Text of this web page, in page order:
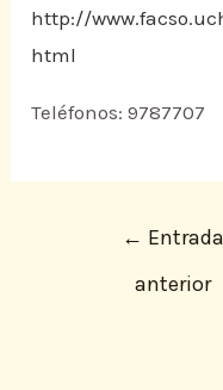
http://
html
Teléfonos: 9787707
← Entrada
anterior